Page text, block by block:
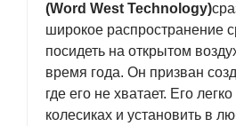
(Word West Technology)
широкое распространение
посидеть на открытом
время года. Он призван
где его не хватает. Его
колесиках и установить в